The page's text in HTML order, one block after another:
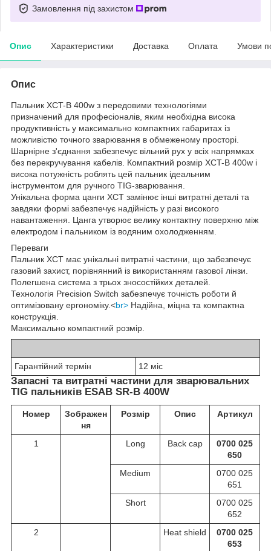
Замовлення під захистом
Опис Характеристики Доставка Оплата Умови
Опис
Пальник XCT-B 400w з передовими технологіями
призначений для професіоналів, яким необхідна висока
продуктивність у максимально компактних габаритах із
можливістю точного зварювання в обмеженому просторі.
Шарнірне з'єднання забезпечує вільний рух у всіх напрямках
без перекручування кабелів. Компактний розмір XCT-B 400w і
висока потужність роблять цей пальник ідеальним
інструментом для ручного TIG-зварювання.
Унікальна форма цанги XCT замінює інші витратні деталі та
завдяки формі забезпечує надійність у разі високого
навантаження. Цанга утворює велику контактну поверхню між
електродом і пальником із водяним охолодженням.
Переваги
Пальник XCT має унікальні витратні частини, що забезпечує
газовий захист, порівнянний із використанням газової лінзи.
Полегшена система з трьох зносостійких деталей.
Технологія Precision Switch забезпечує точність роботи й
оптимізовану ергономіку.<br> Надійна, міцна та компактна
конструкція.
Максимально компактний розмір.
Гарантійний термін 12 міс
Запасні та витратні частини для зварювальних
TIG пальників ESAB SR-B 400W
Номер
Зображен
ня
Розмір Опис Артикул
1 Long Back cap
0700 025
650
Medium
0700 025
651
Short
0700 025
652
2
Heat shield
0700 025
653